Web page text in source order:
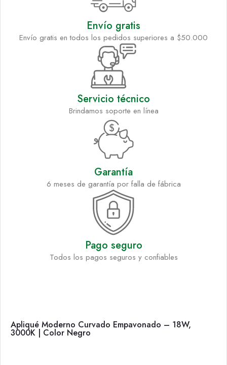
Envío gratis
Envío gratis en todos los pedidos superiores a $50.000
Servicio técnico
Brindamos soporte en línea
Garantía
6 meses de garantía por falla de fábrica
Pago seguro
Todos los pagos seguros y confiables
Apliqué Moderno Curvado Empavonado – 18W,
3000K | Color Negro